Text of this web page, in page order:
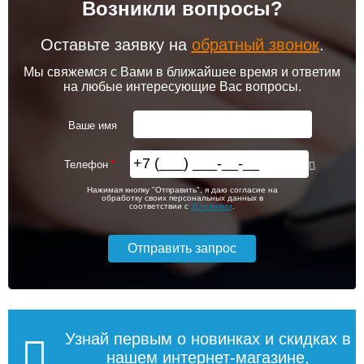
itermic Конвектор
ITTB.190.400.3800
113 018
Подробнее
itermic Конвектор
itermic Конвектор
102 256
Подробнее Подробнее
внутрипольный
ITTBZ.190.400.4900
Подробнее
itermic Конвектор
внутрипольный
ITTBZ.190.400.3100
Подробнее
Комплект подключения
ITFS
5 150
Модуль-адаптер itermic
6 200
1/2"
Возникли вопросы?
Оставьте заявку на обратный звонок.
Мы свяжемся с Вами в ближайшее время и ответим
на любые интересующие Вас вопросы.
Ваше имя
Телефон
Нажимая кнопку "Отправить", я даю согласие на
обработку своих персональных данных в
соответствии с Условиями
Узнай первым о новинках и скидках в
нашем интернет-магазине,